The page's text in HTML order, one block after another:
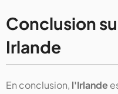
Conclusion
Irlande
En conclusion, l'Irlande